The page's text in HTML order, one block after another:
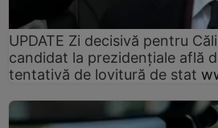
UPDATE Zi decisivă pentru
candidat la prezidențiale află
tentativă de lovitură de stat